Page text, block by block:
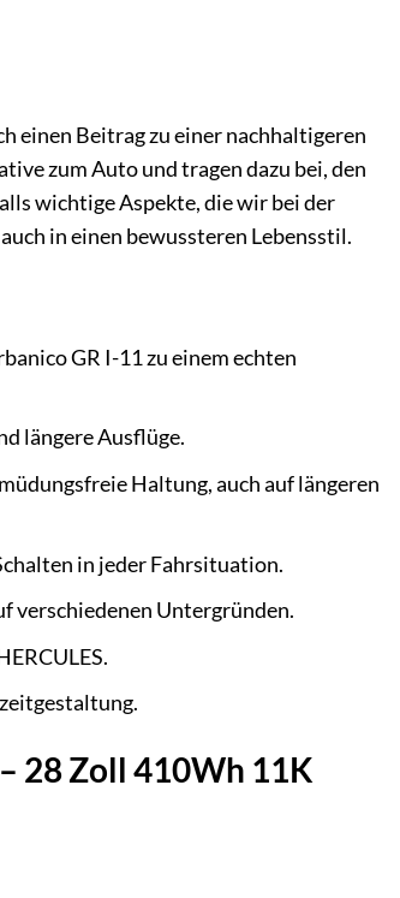
einen Beitrag zu einer nachhaltigeren
zum Auto und tragen dazu bei, den
wichtige Aspekte, die wir bei der
in einen bewussteren Lebensstil.
GR I-11 zu einem echten
längere Ausflüge.
Haltung, auch auf längeren
in jeder Fahrsituation.
verschiedenen Untergründen.
28 Zoll 410Wh 11K